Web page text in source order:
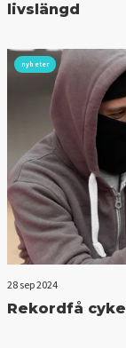
livslängd
nyheter
28 sep 2024
Rekordfå